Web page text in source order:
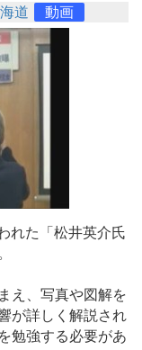
道 動画
れた「松井英介氏
え、写真や図解を
が詳しく解説され
勉強する必要があ